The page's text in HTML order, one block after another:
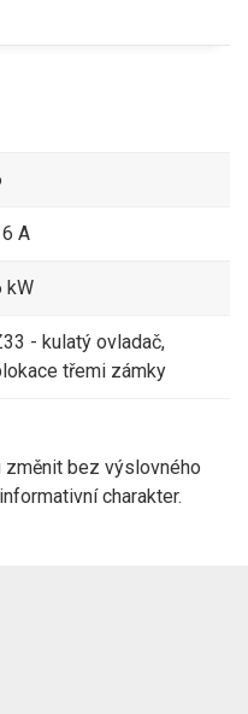
A
kW
- kulatý ovladač,
třemi zámky
bez výslovného
charakter.